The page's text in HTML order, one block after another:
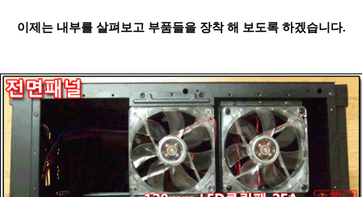
이제는 내부를 살펴보고 부품들을 장착 해 보도록 하겠습니다.